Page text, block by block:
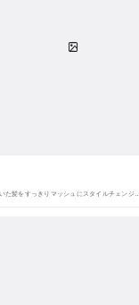
た髪をすっきりマッシュにスタイルチェンジ…